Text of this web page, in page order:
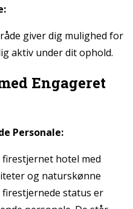
giver dig mulighed for
aktiv under dit ophold.
Engageret
Personale:
hotel med
og naturskønne
status er